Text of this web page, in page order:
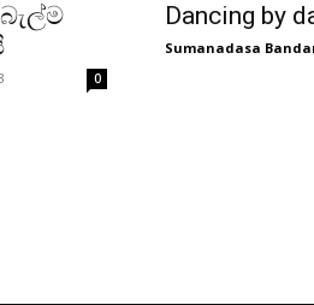
0
Dancing by
Sumanadasa